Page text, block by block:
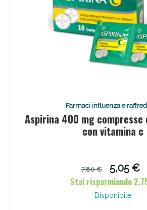
Farmaci influenza e
Aspirina 400 mg
con vitamina c
7,80 €
5,05 €
Stai risparmiando
Disponibile